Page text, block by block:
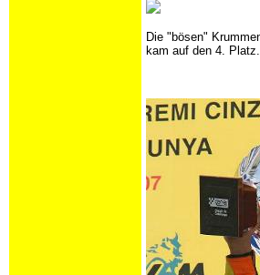
Die "bösen"
kam auf den 4.